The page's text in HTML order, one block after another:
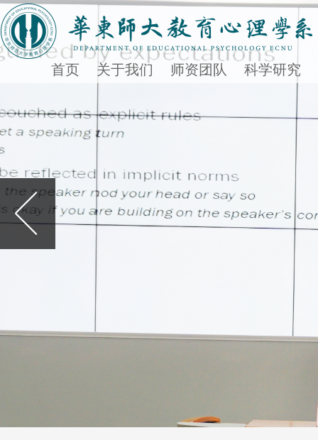
首页 关于我们 师资团队 科学研究